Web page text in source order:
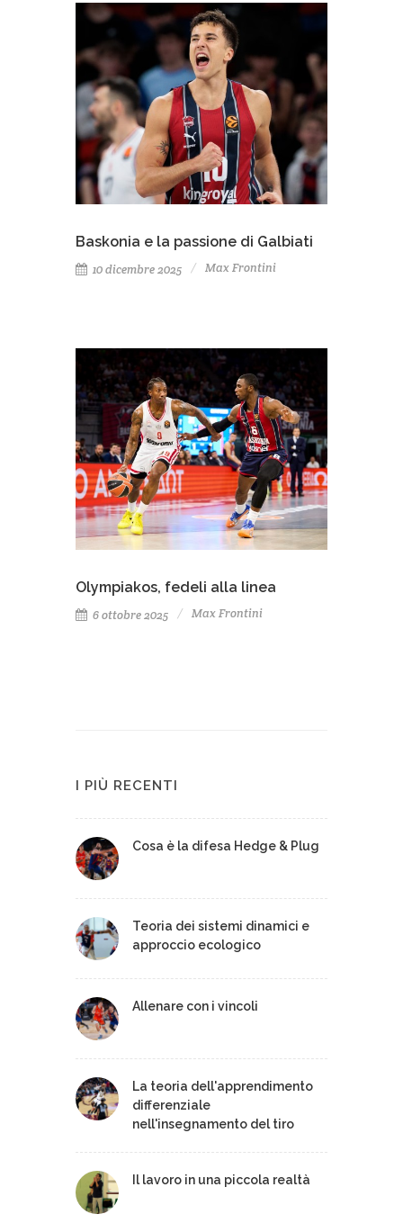
Baskonia e la passione di Galbiati
10 dicembre 2025 Max Frontini
Olympiakos, fedeli alla linea
6 ottobre 2025 Max Frontini
I PIÙ RECENTI
Cosa è la difesa Hedge & Plug
Teoria dei sistemi dinamici e
approccio ecologico
Allenare con i vincoli
La teoria dell'apprendimento
differenziale
nell'insegnamento del tiro
Il lavoro in una piccola realtà